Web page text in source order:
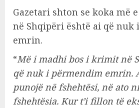
Gazetari shton se koka më
në Shqipëri është ai që
emrin.
“Më i madhi bos i krimit në
që nuk i përmendim emrin.
punojë në fshehtësi, në ato
fshehtësia. Kur t’i fillon të